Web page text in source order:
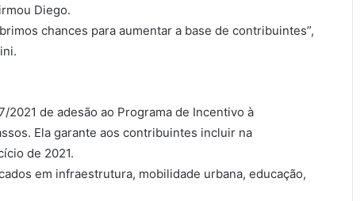
Diego.
chances para aumentar a base de contribuintes”,
de adesão ao Programa de Incentivo à
Ela garante aos contribuintes incluir na
de 2021.
em infraestrutura, mobilidade urbana, educação,